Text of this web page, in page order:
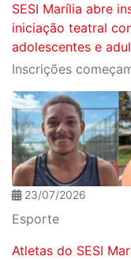
SESI Marília abre
iniciação teatral
adolescentes e
23/07/2026
Esporte
Atletas do SESI